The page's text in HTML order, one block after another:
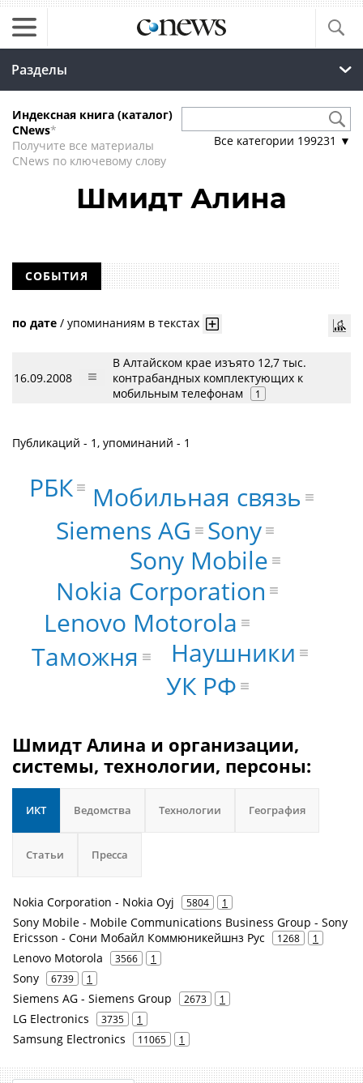
Разделы
Индексная книга (каталог)
CNews*
Получите все материалы
CNews по ключевому слову
Все категории 199231 ▼
Шмидт Алина
СОБЫТИЯ
по дате / упоминаниям в текстах
16.09.2008
В Алтайском крае изъято 12,7 тыс.
контрабандных комплектующих к
мобильным телефонам
1
Публикаций - 1, упоминаний - 1
Nokia Corporation
Sony Mobile
Lenovo Motorola
Sony
Siemens AG
Таможня Наушники
Мобильная связь
УК РФ
РБК
Шмидт Алина и организации,
системы, технологии, персоны:
ИКТ Ведомства Технологии География
Статьи Пресса
Nokia Corporation - Nokia Oyj 5804 1
Sony Mobile - Mobile Communications Business Group - Sony
Ericsson - Сони Мобайл Коммюникейшнз Рус
1268 1
Lenovo Motorola 3566 1
Sony 6739 1
Siemens AG - Siemens Group 2673 1
LG Electronics 3735 1
Samsung Electronics 11065 1